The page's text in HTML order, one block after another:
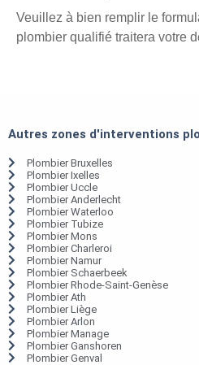
Veuillez à bien remplir le
plombier qualifié traitera votre
Autres zones d'interventions
Plombier Bruxelles
Plombier Ixelles
Plombier Uccle
Plombier Anderlecht
Plombier Waterloo
Plombier Tubize
Plombier Mons
Plombier Charleroi
Plombier Namur
Plombier Schaerbeek
Plombier Rhode-Saint-Genèse
Plombier Ath
Plombier Liège
Plombier Arlon
Plombier Manage
Plombier Ganshoren
Plombier Genval